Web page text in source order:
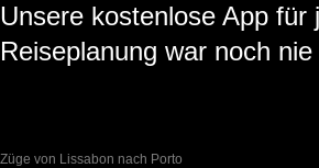
Unsere kostenlose App
Reiseplanung war noch
Züge von Lissabon nach Porto